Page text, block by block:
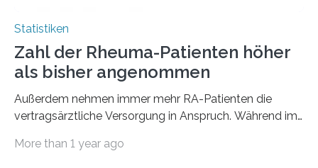
Statistiken
Zahl der Rheuma-Patienten höher
als bisher angenommen
Außerdem nehmen immer mehr RA-Patienten die
vertragsärztliche Versorgung in Anspruch. Während im
More than 1 year ago